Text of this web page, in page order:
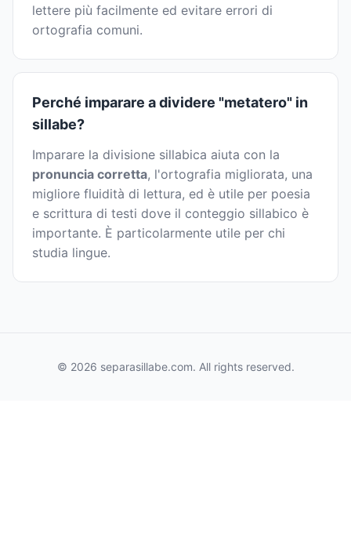
lettere più facilmente ed evitare errori di
ortografia comuni.
Perché imparare a dividere "metatero" in
sillabe?
Imparare la divisione sillabica aiuta con la
pronuncia corretta, l'ortografia migliorata, una
migliore fluidità di lettura, ed è utile per poesia
e scrittura di testi dove il conteggio sillabico è
importante. È particolarmente utile per chi
studia lingue.
© 2026 separasillabe.com. All rights reserved.